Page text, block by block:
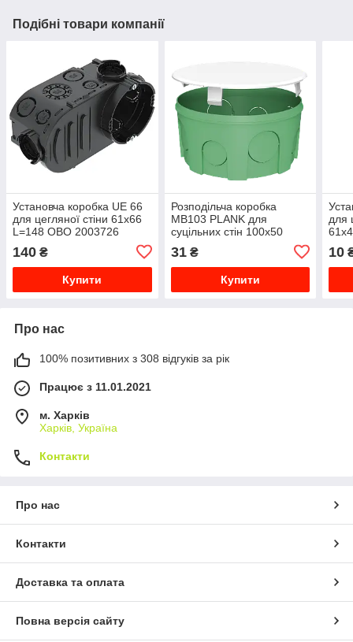
Подібні товари компанії
Установча коробка UE 66
для цегляної стіни 61х66
L=148 OBO 2003726
140 ₴
Купити
Розподільча коробка
MB103 PLANK для
суцільних стін 100х50
31₴
Купити
для
10
Про нас
100% позитивних з 308 відгуків за рік
Працює з 11.01.2021
м. Харків
Харків, Україна
Контакти
Про нас
Контакти
Доставка та оплата
Повна версія сайту